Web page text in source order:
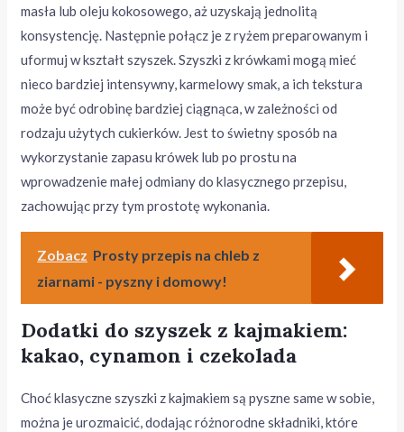
masła lub oleju kokosowego, aż uzyskają jednolitą
konsystencję. Następnie połącz je z ryżem preparowanym i
uformuj w kształt szyszek. Szyszki z krówkami mogą mieć
nieco bardziej intensywny, karmelowy smak, a ich tekstura
może być odrobinę bardziej ciągnąca, w zależności od
rodzaju użytych cukierków. Jest to świetny sposób na
wykorzystanie zapasu krówek lub po prostu na
wprowadzenie małej odmiany do klasycznego przepisu,
zachowując przy tym prostotę wykonania.
Zobacz Prosty przepis na chleb z
ziarnami - pyszny i domowy!
Dodatki do szyszek z kajmakiem:
kakao, cynamon i czekolada
Choć klasyczne szyszki z kajmakiem są pyszne same w sobie,
można je urozmaicić, dodając różnorodne składniki, które